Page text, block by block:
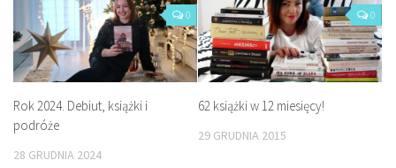
0
Rok 2024. Debiut, książki i
podróże
28 GRUDNIA 2024
0
62 książki w 12 miesięcy!
29 GRUDNIA 2015